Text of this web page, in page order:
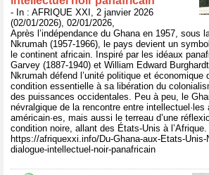
- In : AFRIQUE XXI, 2 janvier 2026
(02/01/2026), 02/01/2026,
Après l’indépendance du Ghana en 1957, sous
Nkrumah (1957-1966), le pays devient un
le continent africain. Inspiré par les idéaux
Garvey (1887-1940) et William Edward
Nkrumah défend l’unité politique et économique
condition essentielle à sa libération du
des puissances occidentales. Peu à peu, le
névralgique de la rencontre entre intellectuel·les
américain·es, mais aussi le terreau d’une
condition noire, allant des États-Unis à l’Afrique.
https://afriquexxi.info/Du-Ghana-aux-Etats-Unis-
dialogue-intellectuel-noir-panafricain